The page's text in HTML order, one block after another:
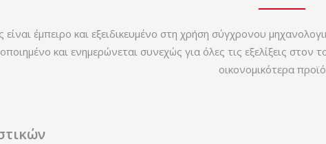
έμπειρο και εξειδικευμένο στη χρήση σύγχρονου
και ενημερώνεται συνεχώς για όλες τις εξελίξεις
οικονομικότερα